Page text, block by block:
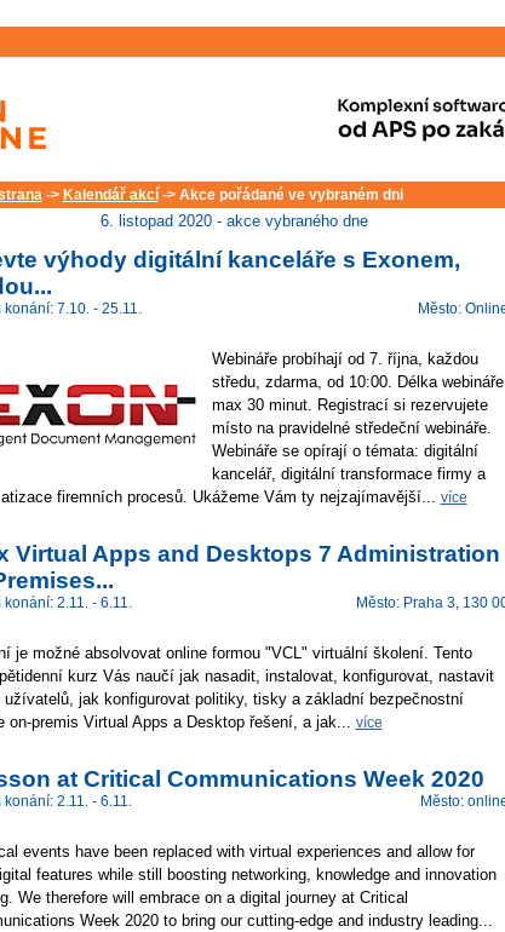
-> Kalendář akcí-> Akce pořádané ve vybraném dni
6. listopad 2020 - akce vybraného dne
výhody digitální kanceláře s Exonem,
konání: 7.10. - 25.11. Město:
Webináře probíhají od 7. října, každou
středu, zdarma, od 10:00. Délka webináře
max 30 minut. Registrací si rezervujete
místo na pravidelné středeční webináře.
Webináře se opírají o témata: digitální
kancelář, digitální transformace firmy a
firemních procesů. Ukážeme Vám ty nejzajímavější... více
Virtual Apps and Desktops 7 Administration
konání: 2.11. - 6.11. Město: Praha 3, 130
je možné absolvovat online formou "VCL" virtuální školení. Tento
kurz Vás naučí jak nasadit, instalovat, konfigurovat, nastavit
užívatelů, jak konfigurovat politiky, tisky a základní bezpečnostní
on-premis Virtual Apps a Desktop řešení, a jak... více
at Critical Communications Week 2020
konání: 2.11. - 6.11. Město:
events have been replaced with virtual experiences and allow for
features while still boosting networking, knowledge and innovation
We therefore will embrace on a digital journey at Critical
Week 2020 to bring our cutting-edge and industry leading...